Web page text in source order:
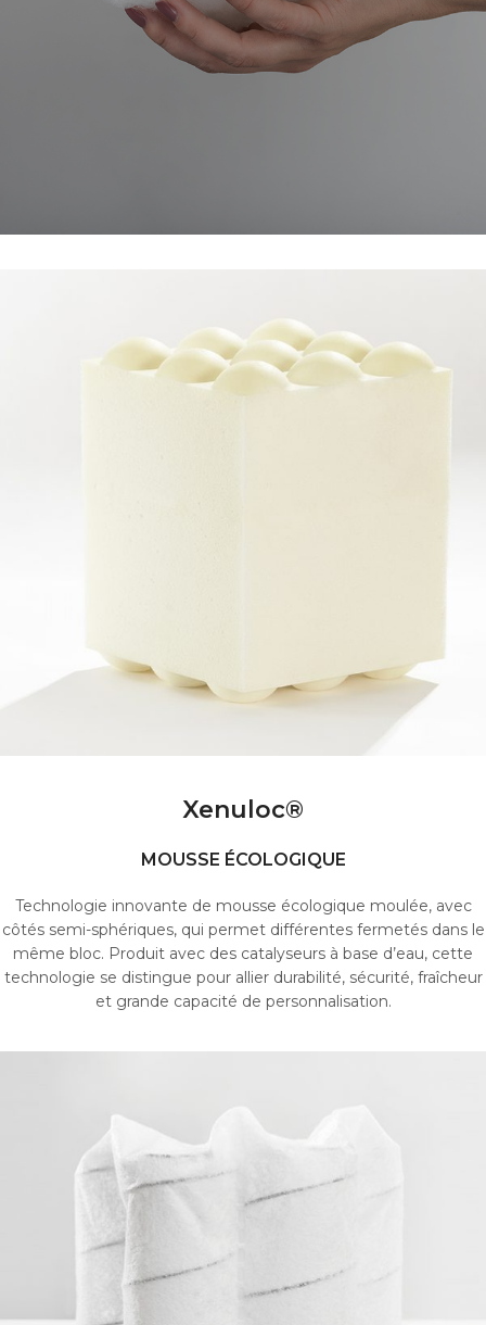
Xenuloc®
MOUSSE ÉCOLOGIQUE
Technologie innovante de mousse écologique moulée, avec
côtés semi-sphériques, qui permet différentes fermetés dans le
même bloc. Produit avec des catalyseurs à base d’eau, cette
technologie se distingue pour allier durabilité, sécurité, fraîcheur
et grande capacité de personnalisation.